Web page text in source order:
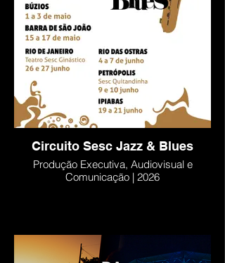
Circuito Sesc Jazz & Blues
Produção Executiva, Audiovisual e
Comunicação | 2026